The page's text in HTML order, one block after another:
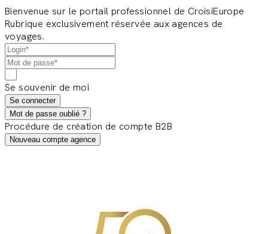
Bienvenue sur le portail professionnel de CroisiEurope
Rubrique exclusivement réservée aux agences de
voyages.
Se souvenir de moi
Se connecter
Mot de passe oublié ?
Procédure de création de compte B2B
Nouveau compte agence